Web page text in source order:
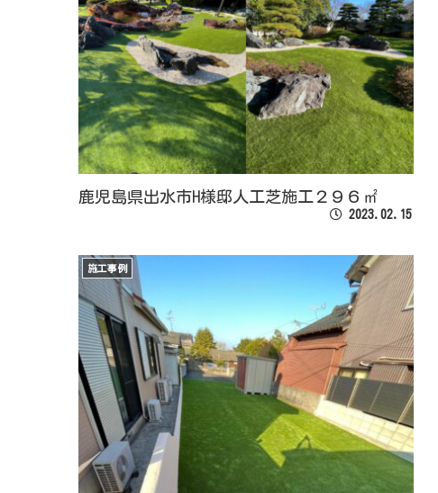
鹿児島県出水市H様邸人工芝施工２９６㎡
2023.02.15
施工事例